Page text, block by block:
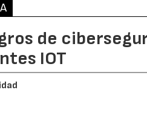
de
IOT